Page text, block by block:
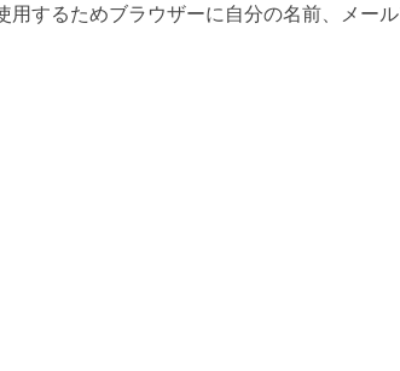
用するためブラウザーに自分の名前、メー